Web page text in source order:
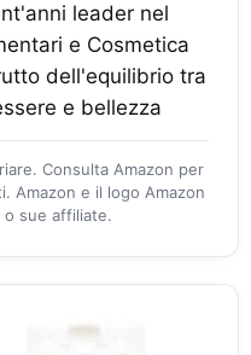
leader nel
e Cosmetica
dell'equilibrio tra
e bellezza
Consulta Amazon per
Amazon e il logo Amazon
o sue affiliate.